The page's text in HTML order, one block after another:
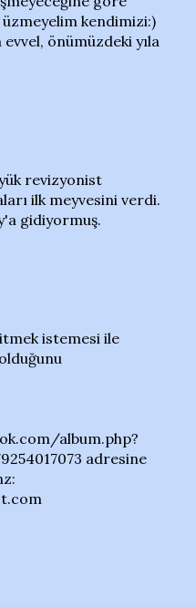
kendimizi:)
önümüzdeki yıla
revizyonist
ilk meyvesini verdi.
gidiyormuş.
istemesi ile
album.php?
adresine